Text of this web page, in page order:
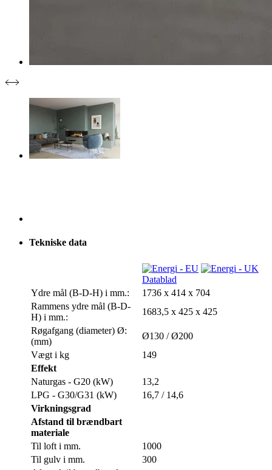
Tekniske data
Datablad
Ydre mål (B-D-H) i mm.:
Rammens ydre mål (B-D-
H) i mm.:
Røgafgang (diameter) Ø:
(mm)
Ø130 / Ø200
Vægt i kg
Effekt
Naturgas - G20 (kW)
LPG - G30/G31 (kW)
16,7 / 14,6
Virkningsgrad